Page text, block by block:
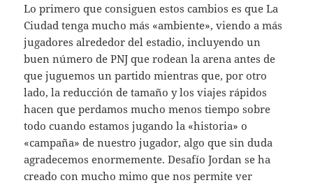
Lo primero que consiguen estos cambios es que La
Ciudad tenga mucho más «ambiente», viendo a más
jugadores alrededor del estadio, incluyendo un
buen número de PNJ que rodean la arena antes de
que juguemos un partido mientras que, por otro
lado, la reducción de tamaño y los viajes rápidos
hacen que perdamos mucho menos tiempo sobre
todo cuando estamos jugando la «historia» o
«campaña» de nuestro jugador, algo que sin duda
agradecemos enormemente. Desafío Jordan se ha
creado con mucho mimo que nos permite ver